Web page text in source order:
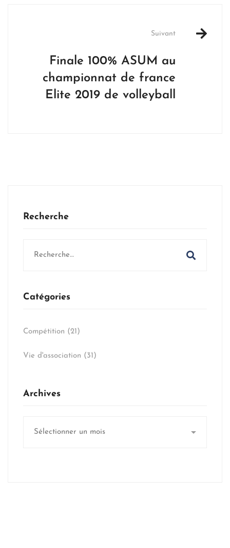
Suivant
Finale 100% ASUM au
championnat de france
Elite 2019 de volleyball
Recherche
Catégories
Compétition (21)
Vie d'association (31)
Archives